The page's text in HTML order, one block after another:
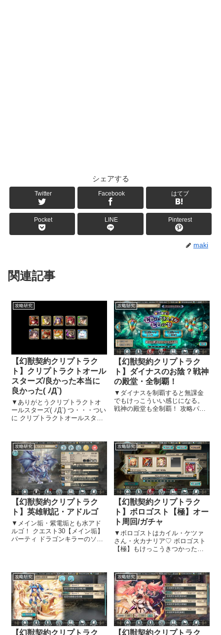
シェアする
Twitter Facebook はてブ
Pocket LINE Pinterest
maki
関連記事
攻略研究
【幻獣契約クリプトラク
ト】クリプトラクトオール
スターズ/良かった本当に
良かった( ﾉД`)
▼ありがとうクリプトラクトオ
ールスターズ( ﾉД`) つ・・・つい
に クリプトラクトオールスター
に来てくださいましたよ
ー！！！！ ビビって、最初のバ
シュって来るかっこいい絵の
方...
攻略研究
【幻獣契約クリプトラク
ト】ダイナスのお陰？戦神
の殿堂・全制覇！
▼ダイナスを制覇すると無課金
でもけっこういい感じになる。
戦神の殿堂も全制覇！ 攻略パー
で！？ ダイナス制覇をするため
に、33体の潜在開放ユニットを
作成...
攻略研究
【幻獣契約クリプトラク
ト】英雄戦記・アドルゴ
▼メイン垢・紫電垢とも水アド
ルゴ！ クエスト30【メイン垢】
パーティ ドラゴンキラーのソロ
は、実力が無さ過ぎて、クエス
ト30に行った瞬間に力尽き 水の
アド...
攻略研究
【幻獣契約クリプトラク
ト】ボロゴスト【極】オー
ト周回/ガチャ
▼ボロゴストはカイル・ケツァ
さん・火カナリア♡ ボロゴスト
【極】もけっこうきつかった
エストは樹で行き結構きつかっ
たのですが 火アテナを引き当て
て以降、類は友を呼ぶのか、火
属性の闘争本...
攻略研究
【幻獣契約クリプトラク
攻略研究
【幻獣契約クリプトラク